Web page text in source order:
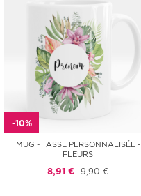
-10%
MUG - TASSE PERSONNALISÉE -
FLEURS
8,91 € 9,90 €